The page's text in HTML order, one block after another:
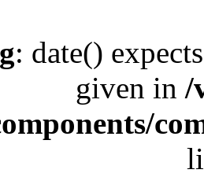
: date()
given in /